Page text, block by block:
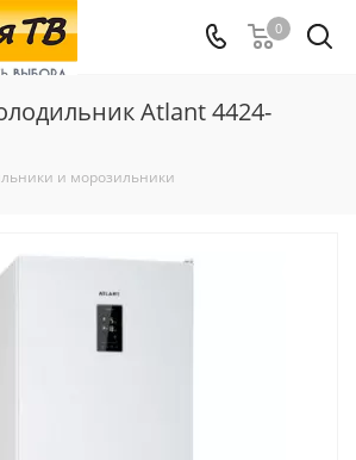
0
Atlant 4424-
и морозильники